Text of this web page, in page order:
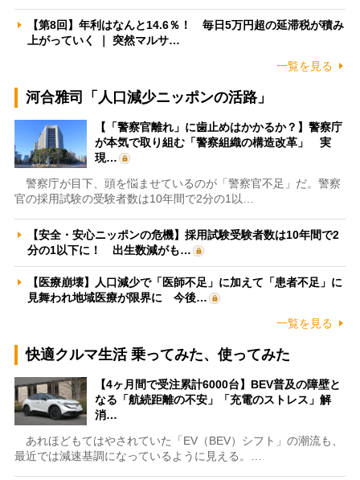
【第8回】年利はなんと14.6％！ 毎日5万円超の延滞税が積み
上がっていく ｜ 突然マルサ…
一覧を見る
河合雅司「人口減少ニッポンの活路」
【「警察官離れ」に歯止めはかかるか？】警察庁
が本気で取り組む「警察組織の構造改革」 実
現…
警察庁が目下、頭を悩ませているのが「警察官不足」だ。警察
官の採用試験の受験者数は10年間で2分の1以…
【安全・安心ニッポンの危機】採用試験受験者数は10年間で2
分の1以下に！ 出生数減がも…
【医療崩壊】人口減少で「医師不足」に加えて「患者不足」に
見舞われ地域医療が限界に 今後…
一覧を見る
快適クルマ生活 乗ってみた、使ってみた
【4ヶ月間で受注累計6000台】BEV普及の障壁と
なる「航続距離の不安」「充電のストレス」解
消…
あれほどもてはやされていた「EV（BEV）シフト」の潮流も、
最近では減速基調になっているように見える。…